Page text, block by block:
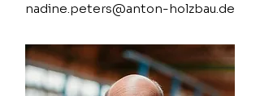
nadine.peters@anton-holzbau.de